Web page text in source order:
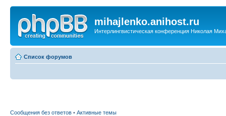
mihajlenko.anihost.ru
Интерлингвистическая конференция Николая
Список форумов
Сообщения без ответов • Активные темы